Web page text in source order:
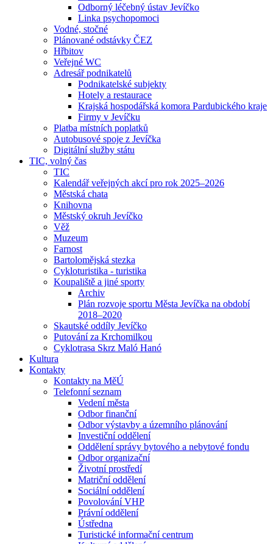
Odborný léčebný ústav Jevíčko
Linka psychopomoci
Vodné, stočné
Plánované odstávky ČEZ
Hřbitov
Veřejné WC
Adresář podnikatelů
Podnikatelské subjekty
Hotely a restaurace
Krajská hospodářská komora Pardubického kraje
Firmy v Jevíčku
Platba místních poplatků
Autobusové spoje z Jevíčka
Digitální služby státu
TIC, volný čas
TIC
Kalendář veřejných akcí pro rok 2025–2026
Městská chata
Knihovna
Městský okruh Jevíčko
Věž
Muzeum
Farnost
Bartolomějská stezka
Cykloturistika - turistika
Koupaliště a jiné sporty
Archiv
Plán rozvoje sportu Města Jevíčka na období
2018–2020
Skautské oddíly Jevíčko
Putování za Krchomilkou
Cyklotrasa Skrz Maló Hanó
Kultura
Kontakty
Kontakty na MěÚ
Telefonní seznam
Vedení města
Odbor finanční
Odbor výstavby a územního plánování
Investiční oddělení
Oddělení správy bytového a nebytové fondu
Odbor organizační
Životní prostředí
Matriční oddělení
Sociální oddělení
Povolování VHP
Právní oddělení
Ústředna
Turistické informační centrum